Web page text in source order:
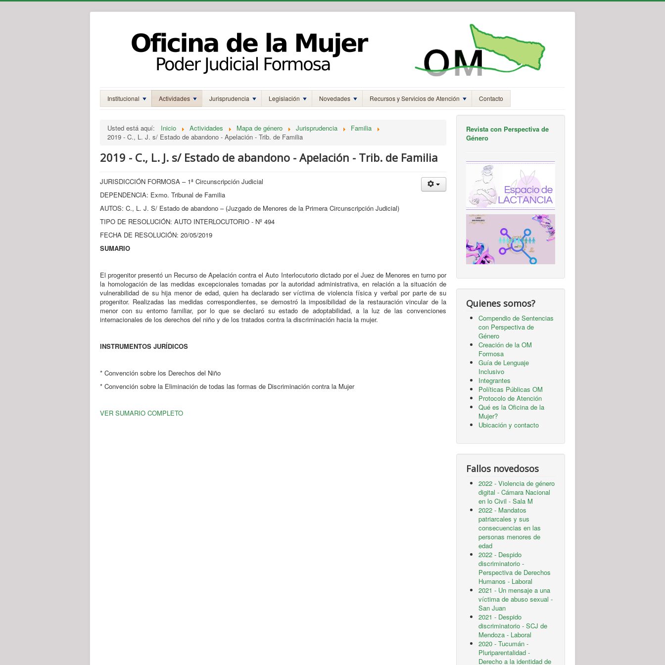
Institucional Actividades Jurisprudencia Legislación Novedades Recursos y Servicios de Atención Contacto
Usted está aquí: Inicio Actividades Mapa de género Jurisprudencia
Familia
2019 - C., L. J. s/ Estado de abandono - Apelación - Trib. de Familia
2019 - C., L. J. s/ Estado de abandono - Apelación - Trib. de Familia
JURISDICCIÓN FORMOSA – 1ª Circunscripción Judicial
DEPENDENCIA: Exmo. Tribunal de Familia
AUTOS: C., L. J. S/ Estado de abandono – (Juzgado de Menores de la Primera Circunscripción Judicial)
TIPO DE RESOLUCIÓN: AUTO INTERLOCUTORIO - Nº 494
FECHA DE RESOLUCIÓN: 20/05/2019
SUMARIO
El progenitor presentó un Recurso de Apelación contra el Auto Interlocutorio dictado por el Juez de Menores en turno por
la homologación de las medidas excepcionales tomadas por la autoridad administrativa, en relación a la situación de
vulnerabilidad de su hija menor de edad, quien ha declarado ser víctima de violencia física y verbal por parte de su
progenitor. Realizadas las medidas correspondientes, se demostró la imposibilidad de la restauración vincular de la
menor con su entorno familiar, por lo que se declaró su estado de adoptabilidad, a la luz de las convenciones
internacionales de los derechos del niño y de los tratados contra la discriminación hacia la mujer.
INSTRUMENTOS JURÍDICOS
* Convención sobre los Derechos del Niño
* Convención sobre la Eliminación de todas las formas de Discriminación contra la Mujer
VER SUMARIO COMPLETO
Revista con Perspectiva de
Género
Quienes somos?
Compendio de Sentencias
con Perspectiva de
Género
Creación de la OM
Formosa
Guía de Lenguaje
Inclusivo
Integrantes
Políticas Públicas OM
Protocolo de Atención
Qué es la Oficina de la
Mujer?
Ubicación y contacto
Fallos novedosos
2022 - Violencia de género
digital - Cámara Nacional
en lo Civil - Sala M
2022 - Mandatos
patriarcales y sus
consecuencias en las
personas menores de
edad
2022 - Despido
discriminatorio -
Perspectiva de Derechos
Humanos - Laboral
2021 - Un mensaje a una
víctima de abuso sexual -
San Juan
2021 - Despido
discriminatorio - SCJ de
Mendoza - Laboral
2020 - Tucumán -
Pluriparentalidad -
Derecho a la identidad de